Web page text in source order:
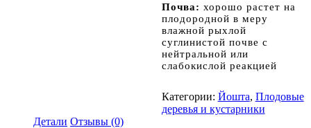
Почва: хорошо растет на
плодородной в меру
влажной рыхлой
суглинистой почве с
нейтральной или
слабокислой реакцией
Категории: Йошта, Плодовые
деревья и кустарники
Детали Отзывы (0)